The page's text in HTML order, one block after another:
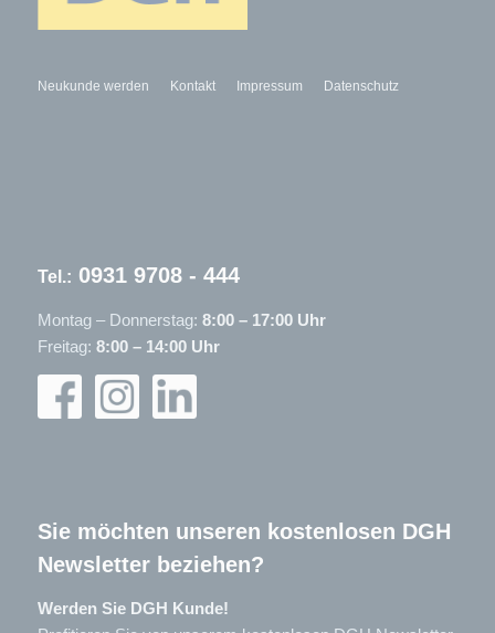
Neukunde werden Kontakt Impressum Datenschutz
Tel.: 0931 9708 - 444
Montag – Donnerstag: 8:00 – 17:00 Uhr
Freitag: 8:00 – 14:00 Uhr
Sie möchten unseren kostenlosen DGH
Newsletter beziehen?
Werden Sie DGH Kunde!